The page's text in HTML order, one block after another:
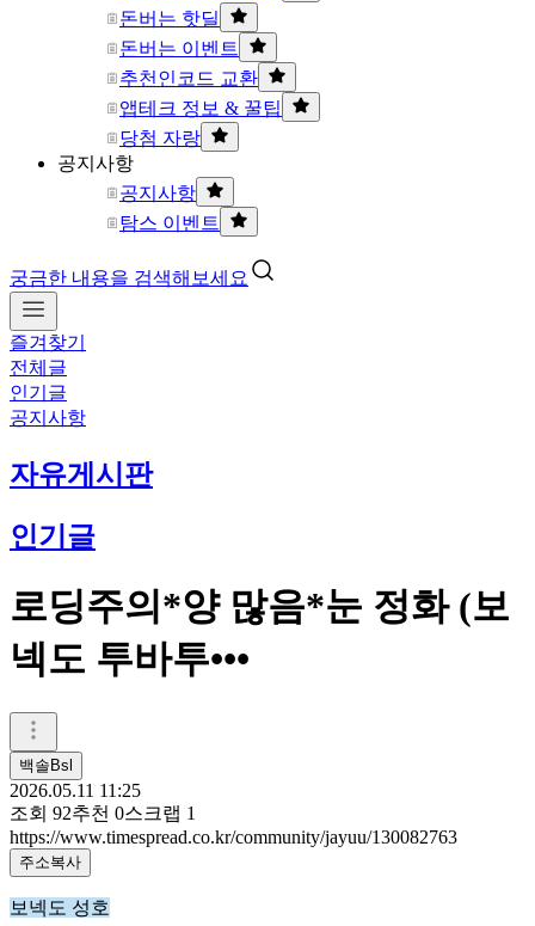
돈버는 핫딜
돈버는 이벤트
추천인코드 교환
앱테크 정보 & 꿀팁
당첨 자랑
공지사항
공지사항
탐스 이벤트
궁금한 내용을 검색해보세요
즐겨찾기
전체글
인기글
공지사항
자유게시판
인기글
로딩주의*양 많음*눈 정화 (보
넥도 투바투•••
백솔Bsl
2026.05.11 11:25
조회 92추천 0스크랩 1
https://www.timespread.co.kr/community/jayuu/130082763
주소복사
보넥도 성호